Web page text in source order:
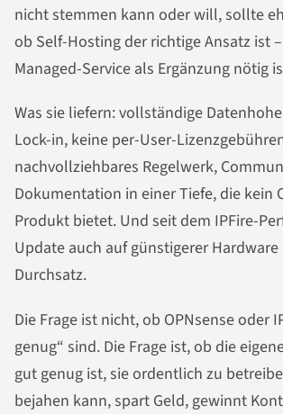
nicht stemmen kann oder will, sollte
ob Self-Hosting der richtige Ansatz ist
Managed-Service als Ergänzung nötig
Was sie liefern: vollständige
Lock-in, keine per-User-
nachvollziehbares Regelwerk,
Dokumentation in einer Tiefe, die kein
Produkt bietet. Und seit dem IPFire-
Update auch auf günstigerer
Durchsatz.
Die Frage ist nicht, ob OPNsense oder
genug“ sind. Die Frage ist, ob die
gut genug ist, sie ordentlich zu
bejahen kann, spart Geld, gewinnt